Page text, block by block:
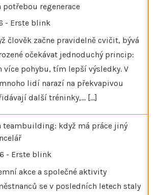
potřebou regenerace
- Erste blink
člověk začne pravidelně cvičit, bývá
očekávat jednoduchý princip:
více pohybu, tím lepší výsledky. V
lidí narazí na překvapivou
další tréninky,… [...]
teambuilding: když má práce jiný
- Erste blink
akce a společné aktivity
se v posledních letech staly